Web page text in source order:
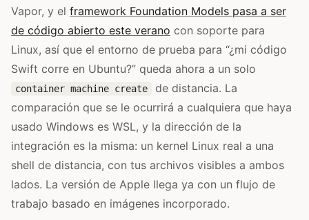
Vapor, y el framework Foundation Models pasa a ser
de código abierto este verano con soporte para
Linux, así que el entorno de prueba para “¿mi código
Swift corre en Ubuntu?” queda ahora a un solo
container machine create
de distancia. La
comparación que se le ocurrirá a cualquiera que haya
usado Windows es WSL, y la dirección de la
integración es la misma: un kernel Linux real a una
shell de distancia, con tus archivos visibles a ambos
lados. La versión de Apple llega ya con un flujo de
trabajo basado en imágenes incorporado.